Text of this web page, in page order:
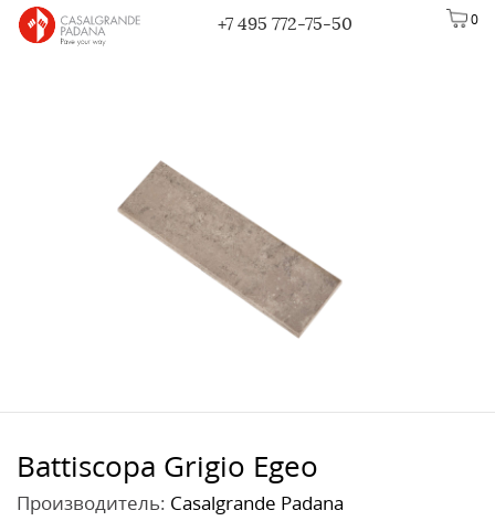
0
+7 495 772-75-50
Battiscopa Grigio Egeo
Производитель: Casalgrande Padana